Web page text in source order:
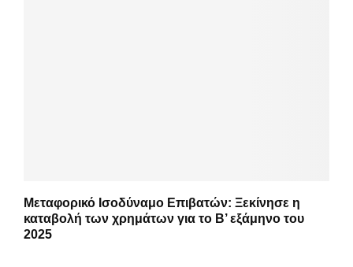
Μεταφορικό Ισοδύναμο Επιβατών: Ξεκίνησε η
καταβολή των χρημάτων για το Β’ εξάμηνο του
2025